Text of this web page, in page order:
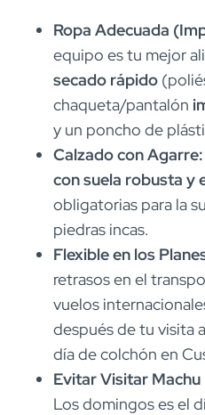
Ropa Adecuada
equipo es tu mejor
secado rápido
chaqueta/pantalón
y un poncho de
Calzado con Agarre:
con suela robusta y
obligatorias para la
piedras incas.
Flexible en los
retrasos en el
vuelos
después de tu visita
día de colchón en
Evitar Visitar
Los domingos es el